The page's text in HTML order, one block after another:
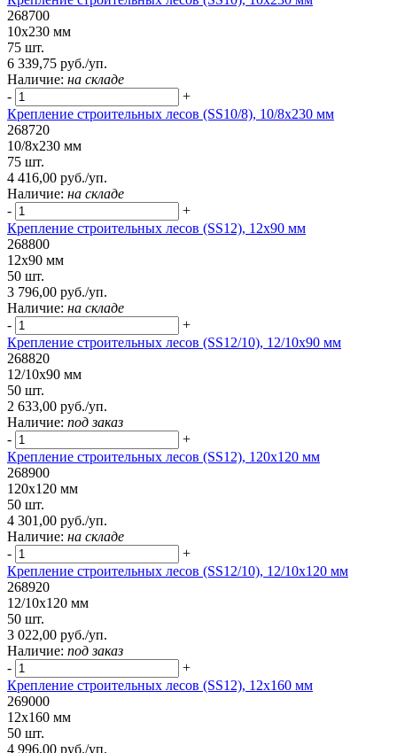
268700
10х230 мм
75 шт.
6 339,75 руб./уп.
Наличие: на складе
-
+
Крепление строительных лесов (SS10/8), 10/8х230 мм
268720
10/8х230 мм
75 шт.
4 416,00 руб./уп.
Наличие: на складе
-
+
Крепление строительных лесов (SS12), 12х90 мм
268800
12х90 мм
50 шт.
3 796,00 руб./уп.
Наличие: на складе
-
+
Крепление строительных лесов (SS12/10), 12/10х90 мм
268820
12/10х90 мм
50 шт.
2 633,00 руб./уп.
Наличие: под заказ
-
+
Крепление строительных лесов (SS12), 120х120 мм
268900
120х120 мм
50 шт.
4 301,00 руб./уп.
Наличие: на складе
-
+
Крепление строительных лесов (SS12/10), 12/10х120 мм
268920
12/10х120 мм
50 шт.
3 022,00 руб./уп.
Наличие: под заказ
-
+
Крепление строительных лесов (SS12), 12х160 мм
269000
12х160 мм
50 шт.
4 996,00 руб./уп.